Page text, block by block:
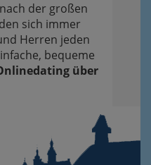
der großen
sich immer
Herren jeden
bequeme
über